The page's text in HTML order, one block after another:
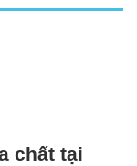
chất tại